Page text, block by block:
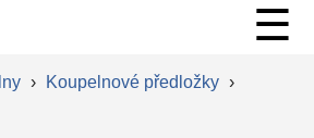
☰
› Koupelnové předložky ›